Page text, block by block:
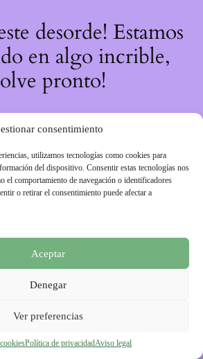
consentimiento
utilizamos tecnologías como cookies para
del dispositivo. Consentir estas tecnologías nos
el comportamiento de navegación o identificadores
o retirar el consentimiento puede afectar a
Aceptar
Denegar
Ver preferencias
Política de privacidadAviso legal
desorde! Estamos
en algo incrible,
pronto!